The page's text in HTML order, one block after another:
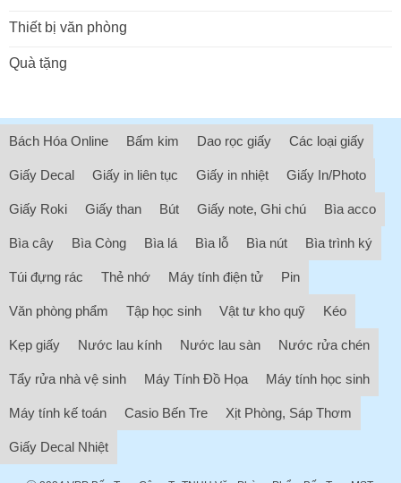
Thiết bị văn phòng
Quà tặng
Bách Hóa Online Bấm kim Dao rọc giấy Các loại giấy
Giấy Decal Giấy in liên tục Giấy in nhiệt Giấy In/Photo
Giấy Roki Giấy than Bút Giấy note, Ghi chú Bìa acco
Bìa cây Bìa Còng Bìa lá Bìa lỗ Bìa nút Bìa trình ký
Túi đựng rác Thẻ nhớ Máy tính điện tử Pin
Văn phòng phẩm Tập học sinh Vật tư kho quỹ Kéo
Kẹp giấy Nước lau kính Nước lau sàn Nước rửa chén
Tẩy rửa nhà vệ sinh Máy Tính Đồ Họa Máy tính học sinh
Máy tính kế toán Casio Bến Tre Xịt Phòng, Sáp Thơm
Giấy Decal Nhiệt